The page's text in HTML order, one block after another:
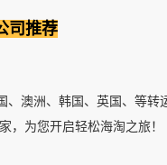
司推荐
澳洲、韩国、英国、等转
，为您开启轻松海淘之旅！